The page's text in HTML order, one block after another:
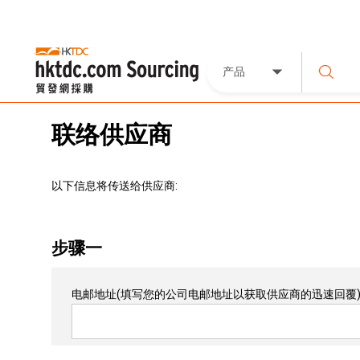
产品
联络供应商
以下信息将传送给供应商:
步骤一
电邮地址(填写您的公司电邮地址以获取供应商的迅速回覆)